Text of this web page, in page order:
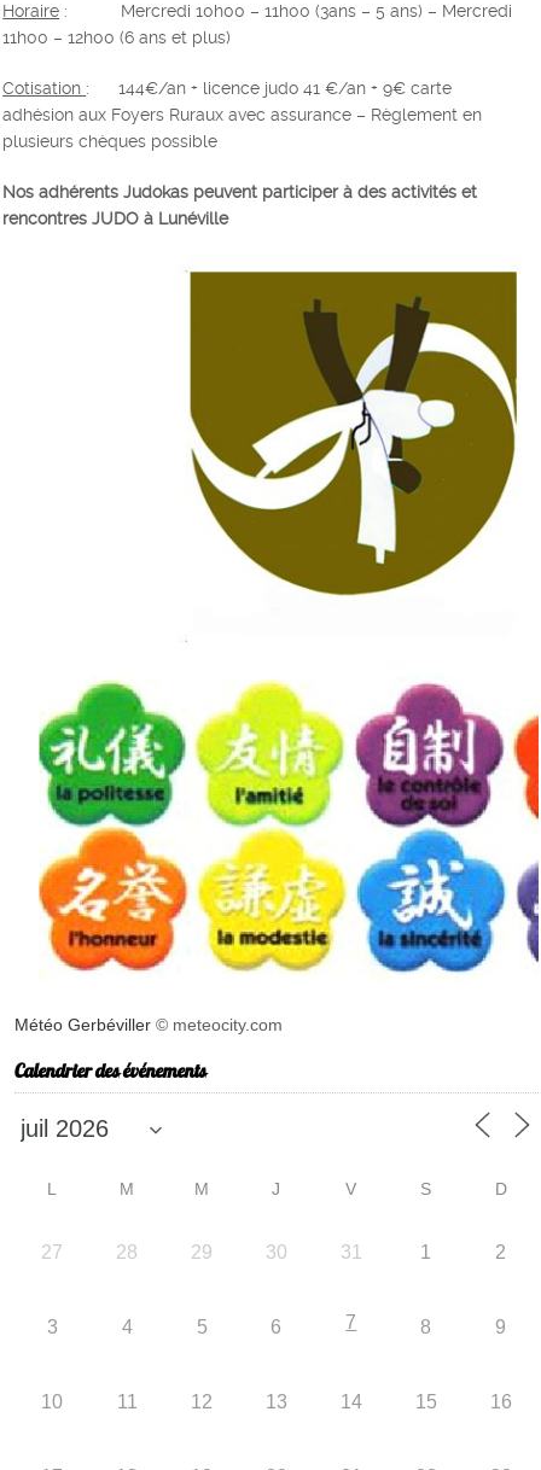
Horaire : Mercredi 10h00 – 11h00 (3ans – 5 ans) – Mercredi
11h00 – 12h00 (6 ans et plus)
Cotisation : 144€/an + licence judo 41 €/an + 9€ carte
adhésion aux Foyers Ruraux avec assurance – Règlement en
plusieurs chèques possible
Nos adhérents Judokas peuvent participer à des activités et
rencontres JUDO à Lunéville
Météo Gerbéviller © meteocity.com
Calendrier des événements
L M M J V S D
27 28 29 30 31 1 2
3 4 5 6 7 8 9
10 11 12 13 14 15 16